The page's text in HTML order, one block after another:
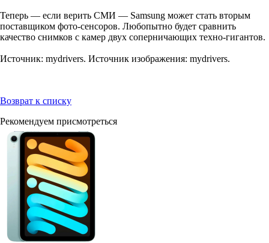
Теперь — если верить СМИ — Samsung может стать вторым
поставщиком фото-сенсоров. Любопытно будет сравнить
качество снимков с камер двух соперничающих техно-гигантов.
Источник: mydrivers. Источник изображения: mydrivers.
Возврат к списку
Рекомендуем присмотреться